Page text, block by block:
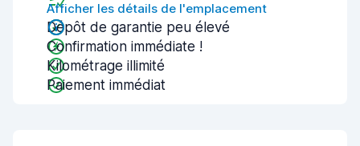
Afficher les détails de l'emplacement
Dépôt de garantie peu élevé
Confirmation immédiate !
Kilométrage illimité
Paiement immédiat